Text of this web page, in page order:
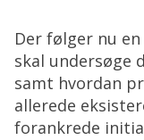
Der følger nu
skal undersøge
samt hvordan
allerede
forankrede